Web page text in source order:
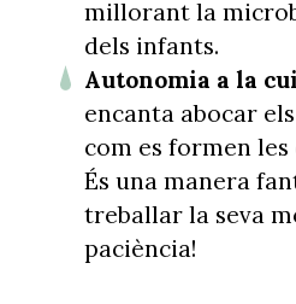
millorant la
dels infants.
Autonomia a la
encanta abocar
com es formen les
És una manera
treballar la seva
paciència!